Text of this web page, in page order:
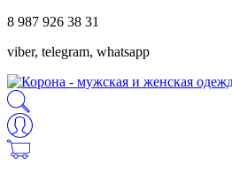
8 987 926 38 31
viber, telegram, whatsapp